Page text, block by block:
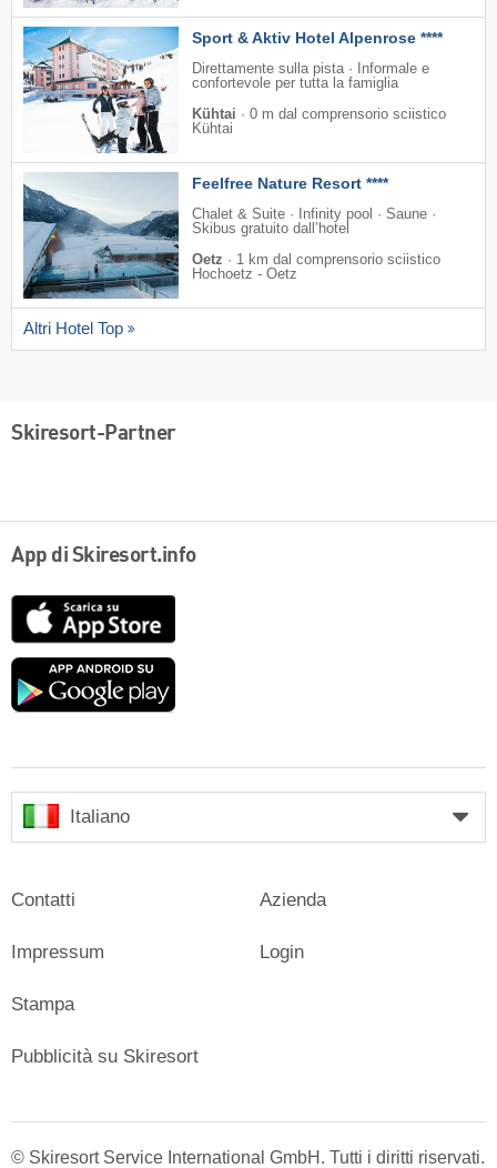
Sport & Aktiv Hotel Alpenrose ****
Direttamente sulla pista · Informale e
confortevole per tutta la famiglia
Kühtai · 0 m dal comprensorio sciistico
Kühtai
Feelfree Nature Resort ****
Chalet & Suite · Infinity pool · Saune ·
Skibus gratuito dall’hotel
Oetz · 1 km dal comprensorio sciistico
Hochoetz - Oetz
Altri Hotel Top
Skiresort-Partner
App di Skiresort.info
Google
Italiano
Contatti
Impressum
Stampa
Azienda
Login
Pubblicità su Skiresort
© Skiresort Service International GmbH. Tutti i diritti riservati.